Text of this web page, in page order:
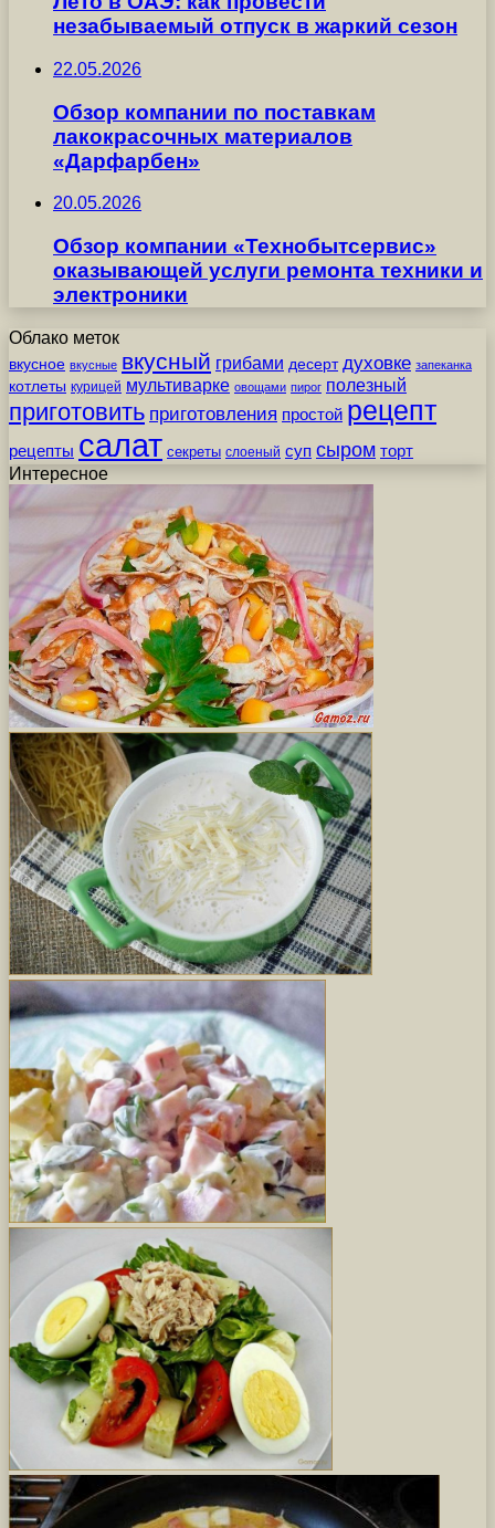
незабываемый отпуск в жаркий сезон
22.05.2026
Обзор компании по поставкам
лакокрасочных материалов
«Дарфарбен»
20.05.2026
Обзор компании «Технобытсервис»
оказывающей услуги ремонта техники и
электроники
Облако меток
вкусное вкусные вкусный грибами десерт духовке запеканка
котлеты курицей мультиварке овощами пирог полезный
приготовить приготовления простой рецепт
рецепты салат секреты слоеный суп сыром торт
Интересное